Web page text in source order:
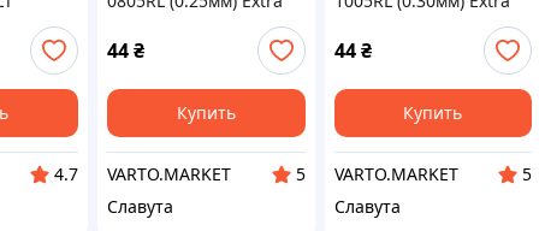
4.7
44₴
Купить
VARTO.MARKET
5
Славута
44 ₴
Купить
VARTO.MARKET
5
Славута